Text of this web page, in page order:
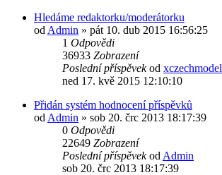
Hledáme redaktorku/moderátorku
od Admin » pát 10. dub 2015 16:56:25
1 Odpovědi
36933 Zobrazení
Poslední příspěvekod xczechmodel
ned 17. kvě 2015 12:10:10
Přidán systém hodnocení příspěvků
od Admin » sob 20. črc 2013 18:17:39
0 Odpovědi
22649 Zobrazení
Poslední příspěvekod Admin
sob 20. črc 2013 18:17:39